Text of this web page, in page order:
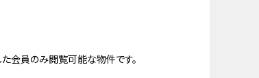
会員のみ閲覧可能な物件です。